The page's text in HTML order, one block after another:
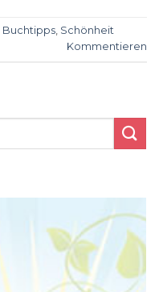
Buchtipps Schönheit
Kommentieren